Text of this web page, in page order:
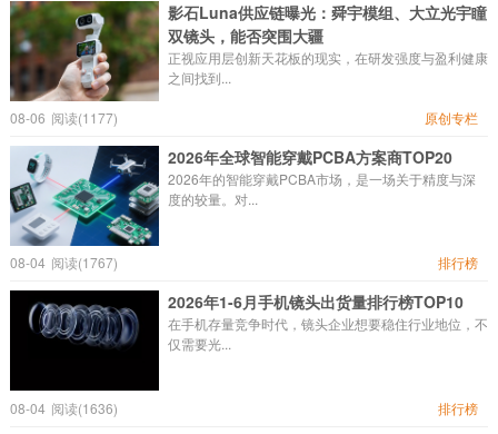
影石Luna供应链曝光：舜宇模组、大立光宇瞳
双镜头，能否突围大疆
正视应用层创新天花板的现实，在研发强度与盈利健康
之间找到...
08-06 阅读(1177) 原创专栏
2026年全球智能穿戴PCBA方案商TOP20
2026年的智能穿戴PCBA市场，是一场关于精度与深
度的较量。对...
08-04 阅读(1767) 排行榜
2026年1-6月手机镜头出货量排行榜TOP10
在手机存量竞争时代，镜头企业想要稳住行业地位，不
仅需要光...
08-04 阅读(1636) 排行榜